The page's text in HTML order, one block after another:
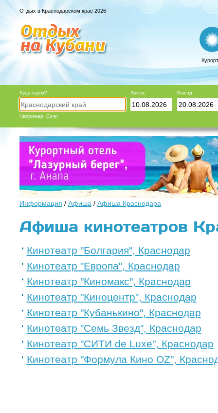
Отдых в Краснодарском крае 2026
Куда едем?
Например: Сочи
Заезд Выезд
Информация / Афиша / Афиша Краснодара
Афиша кинотеатров
Кинотеатр "Болгария", Краснодар
Кинотеатр "Европа", Краснодар
Кинотеатр "Киномакс", Краснодар
Кинотеатр "Киноцентр", Краснодар
Кинотеатр "Кубанькино", Краснодар
Кинотеатр "Семь Звезд", Краснодар
Кинотеатр "СИТИ de Luxe", Краснодар
Кинотеатр "Формула Кино OZ",